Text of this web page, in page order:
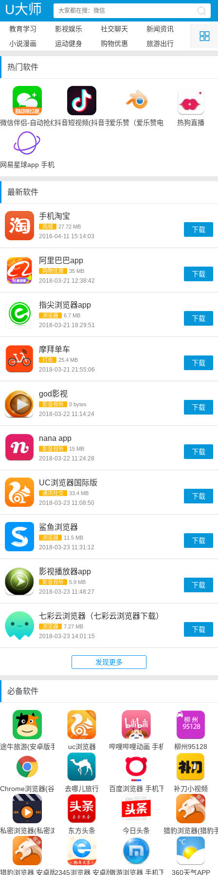
U大师
教育学习 影视娱乐 社交聊天
新闻资讯
小说漫画
运动健身 购物优惠 旅游出行
热门软件
微信伴侣-自动抢红包抖音短视频(抖音手机下载)爱乐赞（爱乐赞电脑手机下载）
热狗直播
网易星球app 手机下载
最新软件
手机淘宝
商城 27.72 MB
2016-04-11 15:14:03
下载
阿里巴巴app
购物优惠 35 MB
2018-03-21 12:38:42
下载
指尖浏览器app
浏览器 6.7 MB
2018-03-21 18:29:51
下载
摩拜单车
打车 25.4 MB
2018-03-21 21:55:06
下载
god影视
影音视听 0 bytes
2018-03-22 11:14:24
下载
nana app
影音视听 15 MB
2018-03-22 11:24:28
下载
UC浏览器国际版
通讯社交 33.4 MB
2018-03-23 11:08:50
下载
鲨鱼浏览器
浏览器 11.5 MB
2018-03-23 11:31:12
下载
影视播放器app
影音视听 5.9 MB
2018-03-23 11:48:27
下载
七彩云浏览器（七彩云浏览器下载）
浏览器 7.27 MB
2018-03-23 14:01:15
下载
发现更多
必备软件
途牛旅游(安卓版手机下载)uc浏览器 哔哩哔哩动画 手机下载柳州95128
Chrome浏览器(谷歌浏览器手机下载)
去哪儿旅行 百度浏览器 手机下载 补刀小视频
私密浏览器(私密浏览器手机下载)
东方头条 今日头条 猎豹浏览器(猎豹
猎豹浏览器 安卓版2345浏览器 安卓版傲游浏览器 手机下载360天气APP